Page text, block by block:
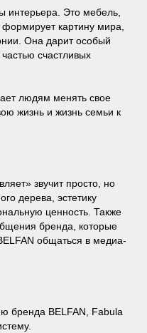
интерьера. Это мебель,
картину мира,
Она дарит особый
счастливых
людям менять свое
жизнь и жизнь семьи к
звучит просто, но
дерева, эстетику
ценность. Также
бренда, которые
общаться в медиа-
бренда BELFAN, Fabula